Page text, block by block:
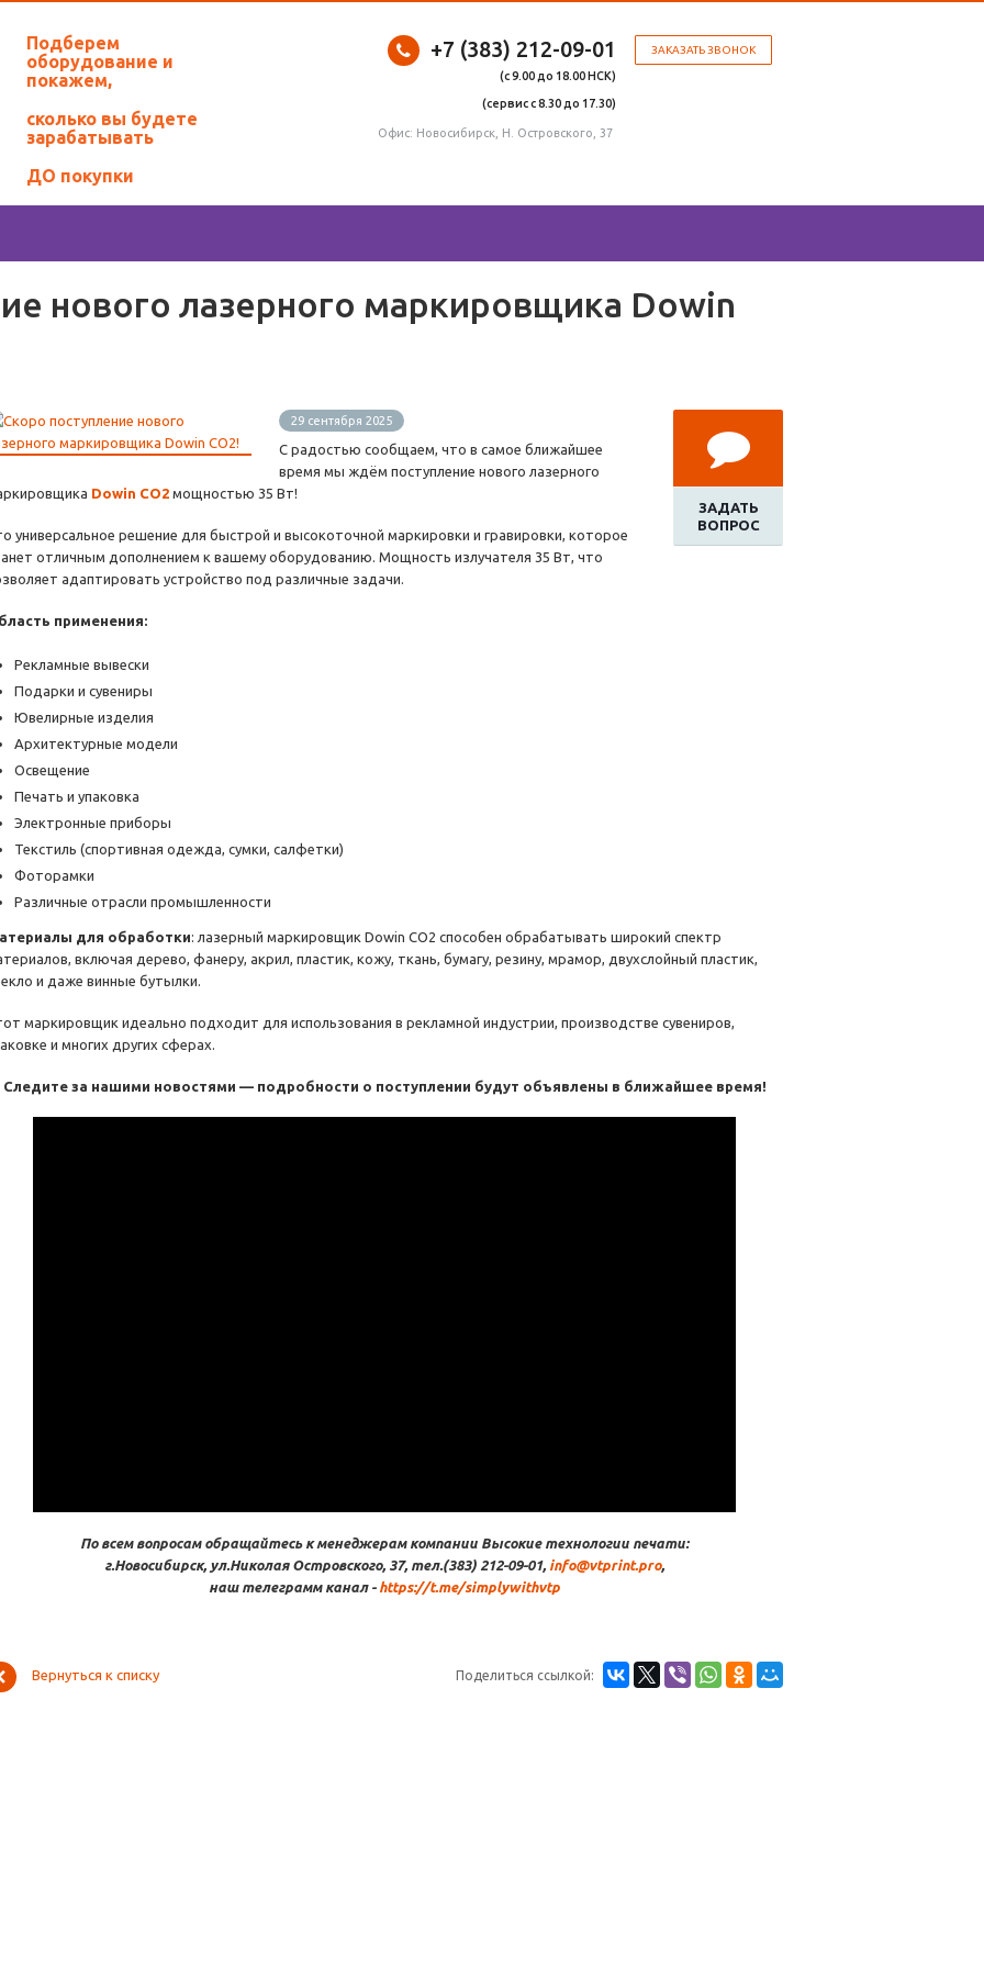
Подберем
оборудование и
покажем,
сколько вы будете
зарабатывать
ДО покупки
ЗАКАЗАТЬ ЗВОНОК
+7 (383) 212-09-01
(с 9.00 до 18.00 НСК)
(сервис с 8.30 до 17.30)
Офис: Новосибирск, Н. Островского, 37
нового лазерного маркировщика Dowin
ЗАДАТЬ
ВОПРОС
29 сентября 2025
С радостью сообщаем, что в самое ближайшее
время мы ждём поступление нового лазерного
Dowin CO2 мощностью 35 Вт!
универсальное решение для быстрой и высокоточной маркировки и гравировки, которое
отличным дополнением к вашему оборудованию. Мощность излучателя 35 Вт, что
адаптировать устройство под различные задачи.
применения:
Рекламные вывески
Подарки и сувениры
Ювелирные изделия
Архитектурные модели
Освещение
Печать и упаковка
Электронные приборы
Текстиль (спортивная одежда, сумки, салфетки)
Фоторамки
Различные отрасли промышленности
для обработки: лазерный маркировщик Dowin CO2 способен обрабатывать широкий спектр
включая дерево, фанеру, акрил, пластик, кожу, ткань, бумагу, резину, мрамор, двухслойный пластик,
и даже винные бутылки.
маркировщик идеально подходит для использования в рекламной индустрии, производстве сувениров,
и многих других сферах.
Следите за нашими новостями — подробности о поступлении будут объявлены в ближайшее время!
По всем вопросам обращайтесь к менеджерам компании Высокие технологии печати:
г.Новосибирск, ул.Николая Островского, 37, тел.(383) 212-09-01, info@vtprint.pro,
наш телеграмм канал - https://t.me/simplywithvtp
Поделиться ссылкой:
Вернуться к списку